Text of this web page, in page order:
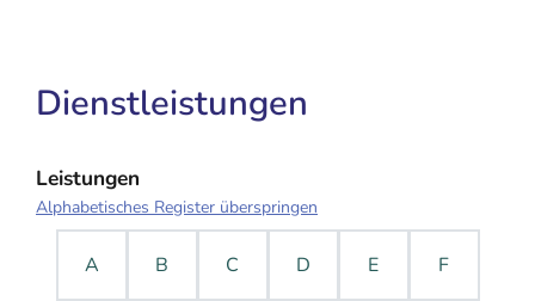
Dienstleistungen
Leistungen
Alphabetisches Register überspringen
A B C D E F